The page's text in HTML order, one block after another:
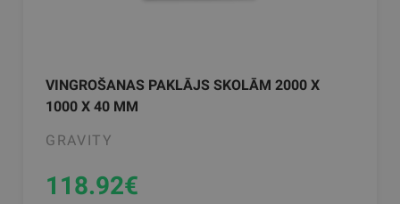
VINGROŠANAS PAKLĀJS SKOLĀM 2000 X
1000 X 40 MM
GRAVITY
118.92€